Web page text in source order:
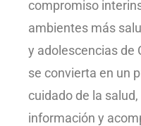
compromiso
ambientes más
y adolescencias de
se convierta en un
cuidado de la
información y